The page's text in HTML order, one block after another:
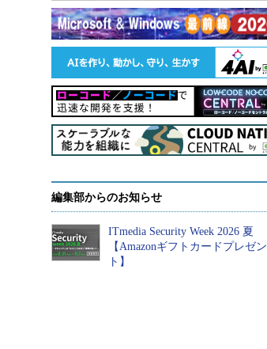
編集部からのお知らせ
ITmedia Security Week 2026 夏
【Amazonギフトカードプレゼン
ト】